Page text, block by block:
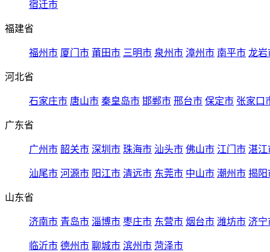
宿迁市
福建省
福州市 厦门市 莆田市 三明市 泉州市 漳州市 南平市 龙岩
河北省
石家庄市 唐山市 秦皇岛市 邯郸市 邢台市 保定市 张家口
广东省
广州市 韶关市 深圳市 珠海市 汕头市 佛山市 江门市 湛江
汕尾市 河源市 阳江市 清远市 东莞市 中山市 潮州市 揭阳
山东省
济南市 青岛市 淄博市 枣庄市 东营市 烟台市 潍坊市 济宁
临沂市 德州市 聊城市 滨州市 菏泽市